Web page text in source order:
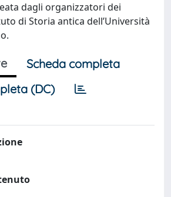
dagli organizzatori dei
di Storia antica dell’Università
Scheda completa
(DC)